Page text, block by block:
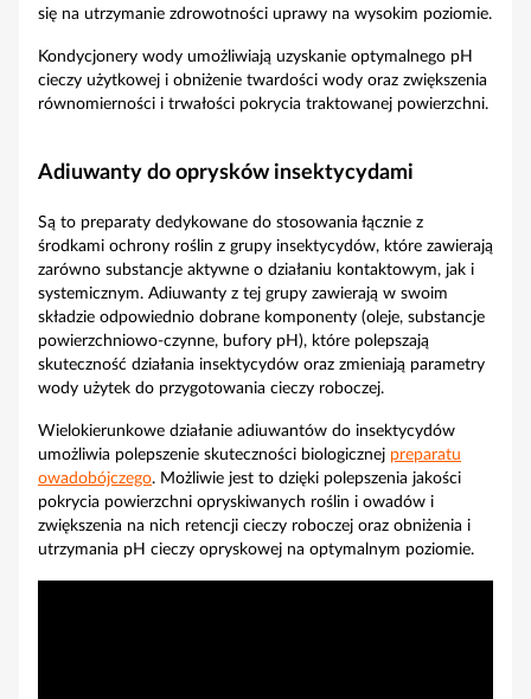
się na utrzymanie zdrowotności uprawy na wysokim poziomie.
Kondycjonery wody umożliwiają uzyskanie optymalnego pH
cieczy użytkowej i obniżenie twardości wody oraz zwiększenia
równomierności i trwałości pokrycia traktowanej powierzchni.
Adiuwanty do oprysków insektycydami
Są to preparaty dedykowane do stosowania łącznie z
środkami ochrony roślin z grupy insektycydów, które zawierają
zarówno substancje aktywne o działaniu kontaktowym, jak i
systemicznym. Adiuwanty z tej grupy zawierają w swoim
składzie odpowiednio dobrane komponenty (oleje, substancje
powierzchniowo-czynne, bufory pH), które polepszają
skuteczność działania insektycydów oraz zmieniają parametry
wody użytek do przygotowania cieczy roboczej.
Wielokierunkowe działanie adiuwantów do insektycydów
umożliwia polepszenie skuteczności biologicznej preparatu
owadobójczego. Możliwie jest to dzięki polepszenia jakości
pokrycia powierzchni opryskiwanych roślin i owadów i
zwiększenia na nich retencji cieczy roboczej oraz obniżenia i
utrzymania pH cieczy opryskowej na optymalnym poziomie.